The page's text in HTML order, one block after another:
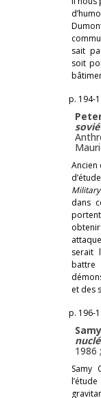
sait
soit
p. 194-
Ancien
dans
serait
et des
p. 196-
1986
Samy